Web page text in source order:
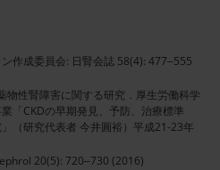
作成委員会: 日腎会誌 58(4): 477‒555
物性腎障害に関する研究．厚生労働科学
「CKDの早期発見、予防、治療標準
（研究代表者 今井圓裕）平成21-23年
20(5): 720‒730 (2016)